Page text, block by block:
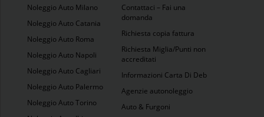
Noleggio Auto Milano
Noleggio Auto Catania
Noleggio Auto Roma
Noleggio Auto Napoli
Noleggio Auto Cagliari
Noleggio Auto Palermo
Noleggio Auto Torino
Contattaci – Fai una
domanda
Richiesta copia fattura
Richiesta Miglia/Punti non
accreditati
Informazioni Carta Di Debito
Agenzie autonoleggio
Auto & Furgoni